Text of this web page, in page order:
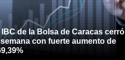
IBC de la Bolsa de Caracas cerró
semana con fuerte aumento de